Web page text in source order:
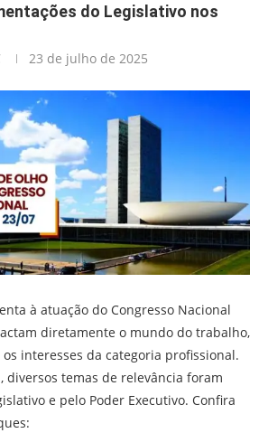
do Legislativo nos
23 de julho de 2025
à atuação do Congresso Nacional
diretamente o mundo do trabalho,
interesses da categoria profissional.
diversos temas de relevância foram
e pelo Poder Executivo. Confira